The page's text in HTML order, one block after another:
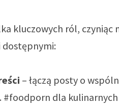
kluczowych ról, czyniąc
dostępnymi:
– łączą posty o
#foodporn dla